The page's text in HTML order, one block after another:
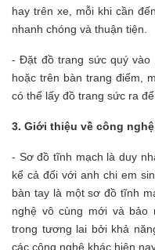
hay trên xe, mỗi khi cần
nhanh chóng và thuận tiện.
- Đặt đồ trang sức quý vào
hoặc trên bàn trang điểm,
có thể lấy đồ trang sức ra
3. Giới thiệu về công
- Sơ đồ tĩnh mạch là duy
kể cả đối với anh chi em
bàn tay là một sơ đồ tĩnh
nghệ vô cùng mới và bảo
trong tương lai bởi khả
các công nghệ khác hiện